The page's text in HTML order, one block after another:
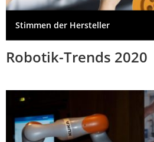
Stimmen der Hersteller
Robotik-Trends 2020